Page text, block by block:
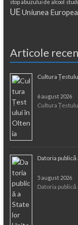
stop abuzului de alcool
UEUniunea
Articole
Cultura
6 august 2026
Cultura
Datoria
5 august 2026
Datoria publică